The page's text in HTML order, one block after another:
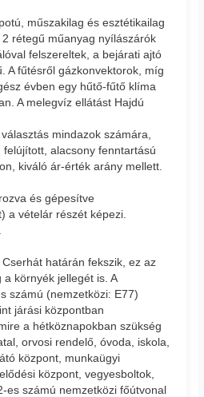
műszakilag és esztétikailag
rétegű műanyag nyílászárók
felszereltek, a bejárati ajtó
A fűtésről gázkonvektorok, míg
évben egy hűtő-fűtő klíma
A melegvíz ellátást Hajdú
mindazok számára,
alacsony fenntartású
kiváló ár-érték arány mellett.
és gépesítve
a vételár részét képezi.
határán fekszik, ez az
környék jellegét is. A
számú (nemzetközi: E77)
járási központban
a hétköznapokban szükség
orvosi rendelő, óvoda, iskola,
központ, munkaügyi
központ, vegyesboltok,
es számú nemzetközi főútvonal